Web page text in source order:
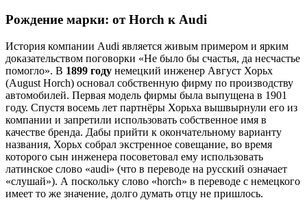
Рождение марки: от Horch к Audi
История компании Audi является живым примером и ярким
доказательством поговорки «Не было бы счастья, да несчастье
помогло». В 1899 году немецкий инженер Август Хорьх
(August Horch) основал собственную фирму по производству
автомобилей. Первая модель фирмы была выпущена в 1901
году. Спустя восемь лет партнёры Хорьха вышвырнули его из
компании и запретили использовать собственное имя в
качестве бренда. Дабы прийти к окончательному варианту
названия, Хорьх собрал экстренное совещание, во время
которого сын инженера посоветовал ему использовать
латинское слово «audi» (что в переводе на русский означает
«слушай»). А поскольку слово «horch» в переводе с немецкого
имеет то же значение, долго думать отцу не пришлось.